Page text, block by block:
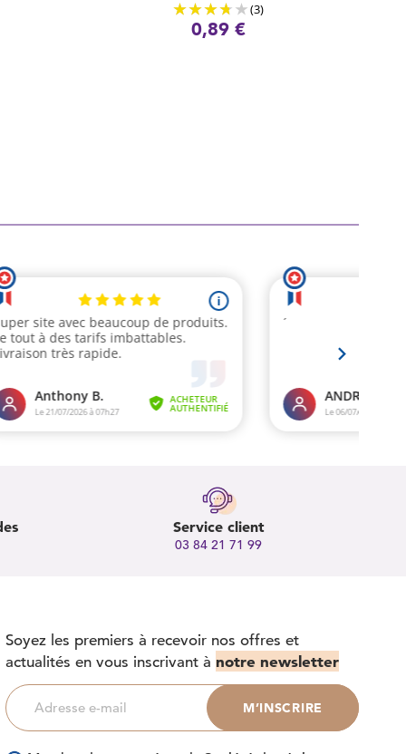
(3)
0,89 €
Service client
03 84 21 71 99
Soyez les premiers à recevoir nos offres et
actualités en vous inscrivant à notre newsletter